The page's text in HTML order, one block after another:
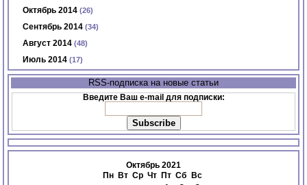
Октябрь 2014 (26)
Сентябрь 2014 (34)
Август 2014 (48)
Июль 2014 (17)
RSS-подписка на новые статьи
Введите Ваш e-mail для подписки:
Октябрь 2021
Пн
Вт Ср Чт Пт Сб Вс